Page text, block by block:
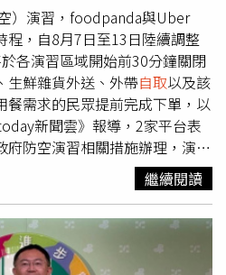
）演習，foodpanda與Uber
程，自8月7日至13日陸續調整
各演習區域開始前30分鐘關閉
生鮮雜貨外送、外帶自取以及該
餐需求的民眾提前完成下單，以
新聞雲》報導，2家平台表
府防空演習相關措施辦理，演習
關服務。不過，foodpanda與
不相同，消費者下單前應留意
復服務時間。此外，2大平台也
相關規範，遵守各項管制措施，
行。若因演習導致餐點配送時
繼續閱讀